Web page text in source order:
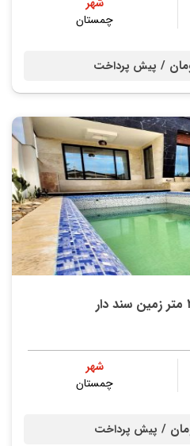
چمستان
پیش پرداخت
شهر
چمستان
پیش پرداخت